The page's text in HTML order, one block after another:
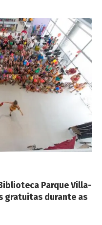
Parque Villa-
gratuitas durante as